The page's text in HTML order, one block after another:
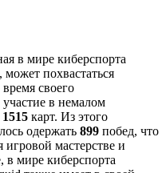
в мире киберспорта
похвастаться
своего
в немалом
1515 карт. Из этого
одержать 899 побед, что
мастерстве и
в мире киберспорта